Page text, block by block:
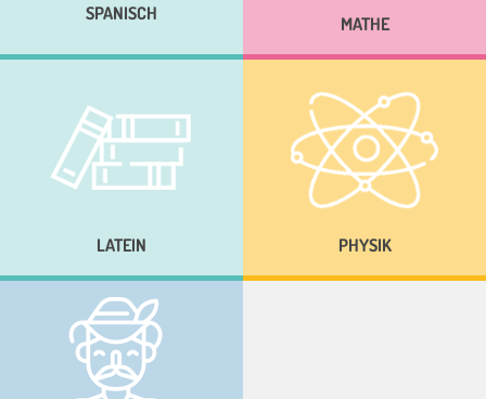
SPANISCH MATHE
LATEIN PHYSIK